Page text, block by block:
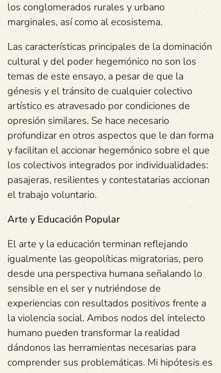
los conglomerados rurales y urbano
marginales, así como al ecosistema.
Las características principales de la dominación
cultural y del poder hegemónico no son los
temas de este ensayo, a pesar de que la
génesis y el tránsito de cualquier colectivo
artístico es atravesado por condiciones de
opresión similares. Se hace necesario
profundizar en otros aspectos que le dan forma
y facilitan el accionar hegemónico sobre el que
los colectivos integrados por individualidades:
pasajeras, resilientes y contestatarias accionan
el trabajo voluntario.
Arte y Educación Popular
El arte y la educación terminan reflejando
igualmente las geopolíticas migratorias, pero
desde una perspectiva humana señalando lo
sensible en el ser y nutriéndose de
experiencias con resultados positivos frente a
la violencia social. Ambos nodos del intelecto
humano pueden transformar la realidad
dándonos las herramientas necesarias para
comprender sus problemáticas. Mi hipótesis es